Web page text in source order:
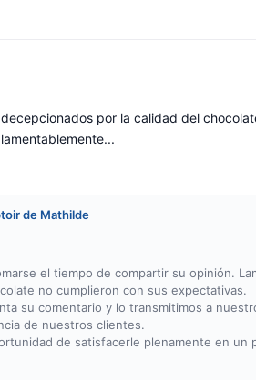
por la calidad del
de Mathilde
el tiempo de compartir su opinión.
no cumplieron con sus expectativas.
su comentario y lo transmitimos a
de nuestros clientes.
de satisfacerle plenamente en un